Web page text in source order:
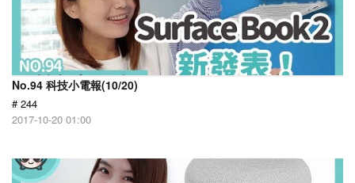
No.94 科技小電報(10/20)
# 244
2017-10-20 01:00